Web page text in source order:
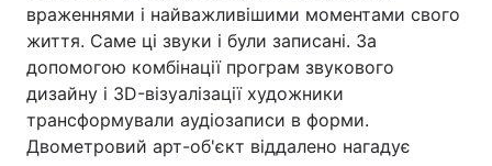
враженнями і найважливішими моментами свого
життя. Саме ці звуки і були записані. За
допомогою комбінації програм звукового
дизайну і 3D-візуалізації художники
трансформували аудіозаписи в форми.
Двометровий арт-об'єкт віддалено нагадує